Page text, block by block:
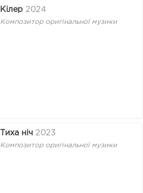
Кілер 2024
Композитор оригінальної музики
Тиха ніч 2023
Композитор оригінальної музики